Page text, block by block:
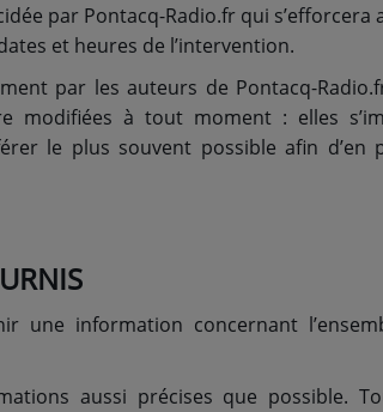
par Pontacq-Radio.fr qui s’efforcera
et heures de l’intervention.
par les auteurs de Pontacq-
modifiées à tout moment : elles
le plus souvent possible afin d’en
une information concernant
aussi précises que possible.